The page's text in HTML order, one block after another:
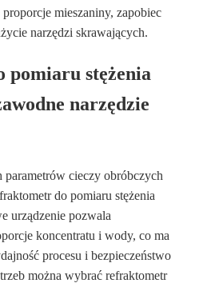
mieszaniny, zapobiec
narzędzi skrawających.
pomiaru stężenia
narzędzie
cieczy obróbczych
do pomiaru stężenia
urządzenie pozwala
koncentratu i wody, co ma
procesu i bezpieczeństwo
można wybrać refraktometr